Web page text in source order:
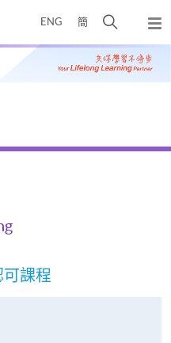
ENG 簡
開
搜
尋
彈
出
主
可課程